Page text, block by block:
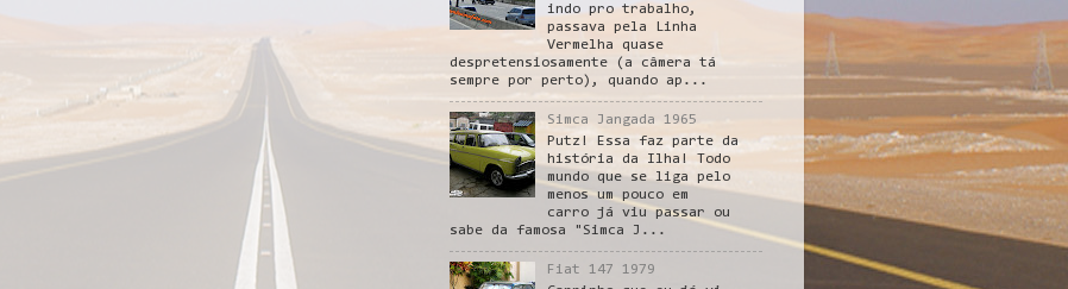
indo pro trabalho,
passava pela Linha
Vermelha quase
despretensiosamente (a câmera tá
sempre por perto), quando ap...
Simca Jangada 1965
Putz! Essa faz parte da
história da Ilha! Todo
mundo que se liga pelo
menos um pouco em
carro já viu passar ou
sabe da famosa "Simca J...
Fiat 147 1979